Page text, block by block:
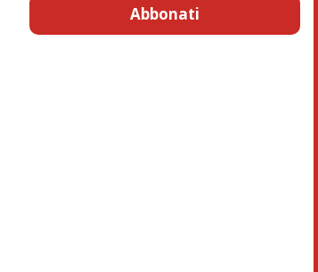
Abbonati